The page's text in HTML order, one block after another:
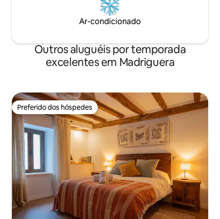
Ar-condicionado
Outros aluguéis por temporada
excelentes em Madriguera
Preferido dos hóspedes
Preferido dos hóspedes